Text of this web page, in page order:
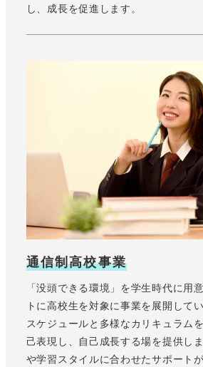
し、成長を促進します。
通信制高校事業
「没頭できる環境」を学生時代に用
トに高校生を対象に事業を展開して
スケジュールと多様なカリキュラム
己表現し、自己成長する場を提供し
や学習スタイルに合わせたサポート